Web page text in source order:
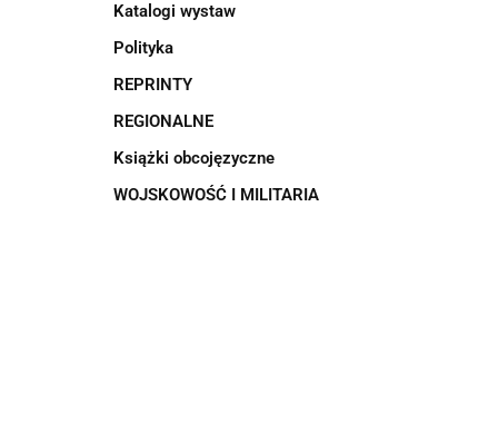
Katalogi wystaw
Polityka
REPRINTY
REGIONALNE
Książki obcojęzyczne
WOJSKOWOŚĆ I MILITARIA